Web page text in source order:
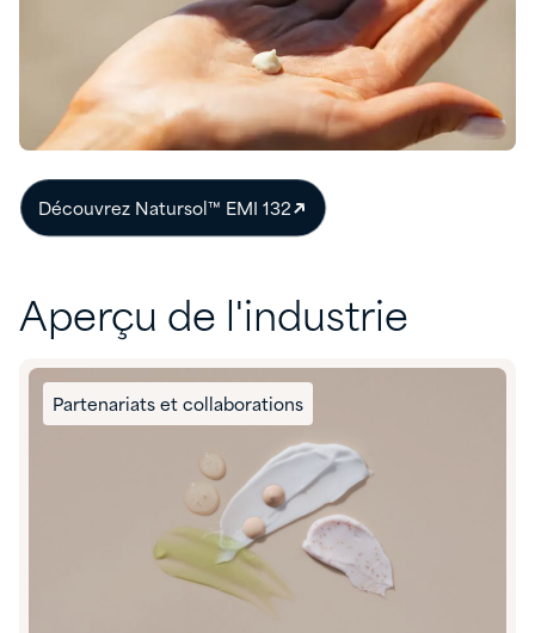
Découvrez Natursol™ EMI 132
Aperçu de l'industrie
Partenariats et collaborations